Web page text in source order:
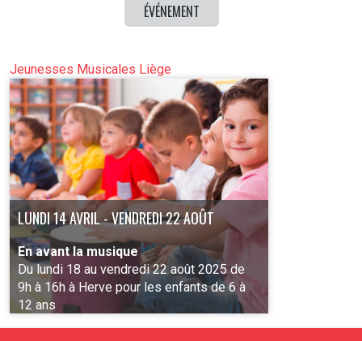
ÉVÉNEMENT
Jeunesses Musicales Liège
LUNDI 14 AVRIL - VENDREDI 22 AOÛT
En avant la musique
Du lundi 18 au vendredi 22 août 2025 de
9h à 16h à Herve pour les enfants de 6 à
12 ans